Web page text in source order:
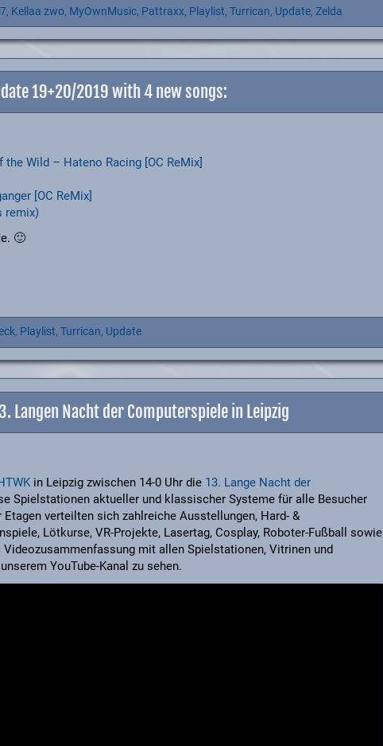
, Kellaa zwo, MyOwnMusic, Pattraxx, Playlist, Turrican, Update, Zelda
19+20/2019 with 4 new songs:
Wild – Hateno Racing [OC ReMix]
[OC ReMix]
remix)
🙂
, Playlist, Turrican, Update
Langen Nacht der Computerspiele in Leipzig
in Leipzig zwischen 14-0 Uhr die 13. Lange Nacht der
Spielstationen aktueller und klassischer Systeme für alle Besucher
verteilten sich zahlreiche Ausstellungen, Hard- &
Lötkurse, VR-Projekte, Lasertag, Cosplay, Roboter-Fußball sowie
Videozusammenfassung mit allen Spielstationen, Vitrinen und
YouTube-Kanal zu sehen.